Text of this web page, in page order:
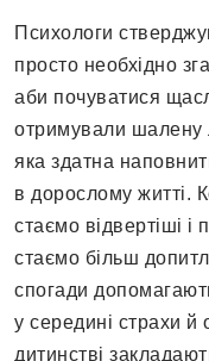
Психологи
просто необхідно
аби почуватися
отримували шалену
яка здатна
в дорослому житті.
стаємо відвертіші
стаємо більш
спогади
у середині страхи
дитинстві